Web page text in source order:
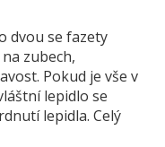
dvou se fazety
zubech,
Pokud je vše v
lepidlo se
lepidla. Celý